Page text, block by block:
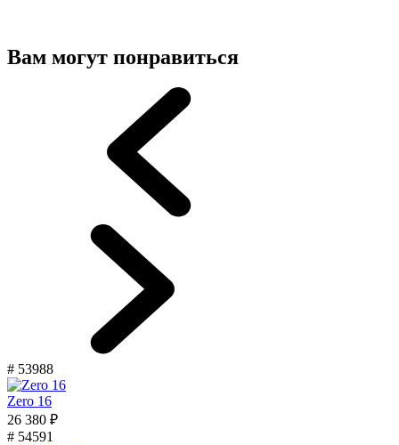
Вам могут понравиться
# 53988
Zero 16
26 380 ₽
# 54591